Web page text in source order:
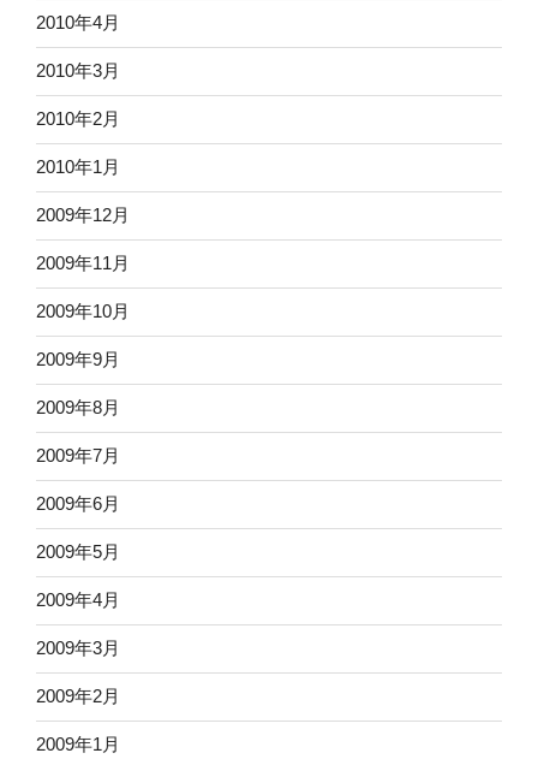
2010年4月
2010年3月
2010年2月
2010年1月
2009年12月
2009年11月
2009年10月
2009年9月
2009年8月
2009年7月
2009年6月
2009年5月
2009年4月
2009年3月
2009年2月
2009年1月